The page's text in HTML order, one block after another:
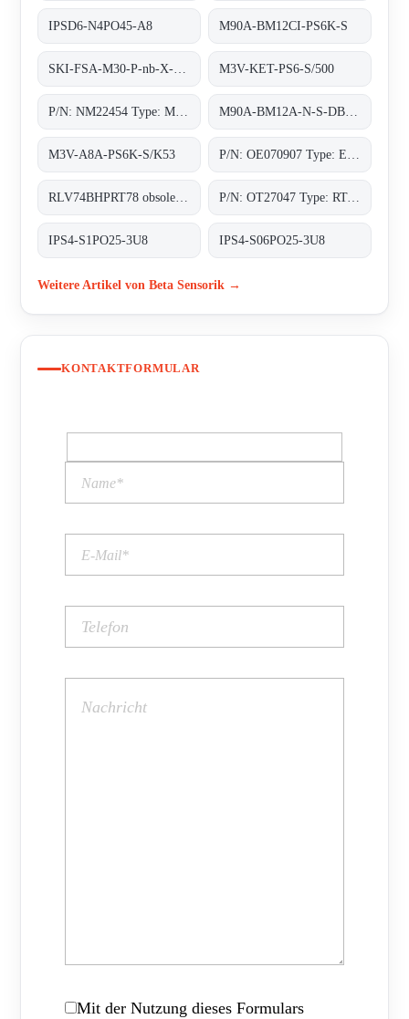
IPSD6-N4PO45-A8 M90A-BM12CI-PS6K-S
M3V-KET-PS6-S/500
M3V-A8A-PS6K-S/K53
P/N: OT27047 Type: RT-78-0-MHP
IPS4-S1PO25-3U8 IPS4-S06PO25-3U8
Weitere Artikel von Beta Sensorik →
KONTAKTFORMULAR
Mit der Nutzung dieses Formulars